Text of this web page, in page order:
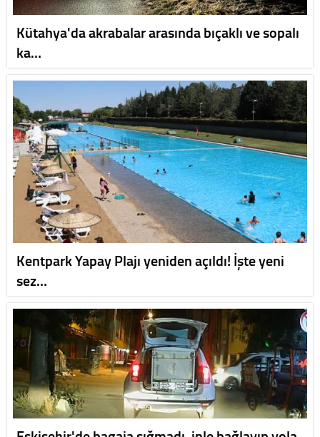
Kütahya'da akrabalar arasında bıçaklı ve sopalı
ka…
Kentpark Yapay Plajı yeniden açıldı! İşte yeni
sez…